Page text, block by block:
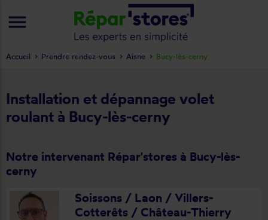
Installation et dépannage volet
roulant à Bucy-lès-cerny
Notre intervenant Répar'stores à Bucy-lès-
cerny
Soissons / Laon / Villers-
Cotterêts / Château-Thierry
Accueil Prendre rendez-vous Aisne Bucy-lès-cerny
menu